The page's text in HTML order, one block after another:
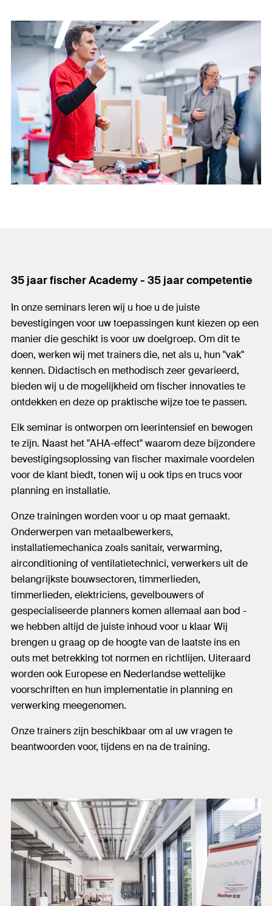
35 jaar fischer Academy - 35 jaar competentie
In onze seminars leren wij u hoe u de juiste
bevestigingen voor uw toepassingen kunt kiezen op een
manier die geschikt is voor uw doelgroep. Om dit te
doen, werken wij met trainers die, net als u, hun "vak"
kennen. Didactisch en methodisch zeer gevarieerd,
bieden wij u de mogelijkheid om fischer innovaties te
ontdekken en deze op praktische wijze toe te passen.
Elk seminar is ontworpen om leerintensief en bewogen
te zijn. Naast het "AHA-effect" waarom deze bijzondere
bevestigingsoplossing van fischer maximale voordelen
voor de klant biedt, tonen wij u ook tips en trucs voor
planning en installatie.
Onze trainingen worden voor u op maat gemaakt.
Onderwerpen van metaalbewerkers,
installatiemechanica zoals sanitair, verwarming,
airconditioning of ventilatietechnici, verwerkers uit de
belangrijkste bouwsectoren, timmerlieden,
timmerlieden, elektriciens, gevelbouwers of
gespecialiseerde planners komen allemaal aan bod -
we hebben altijd de juiste inhoud voor u klaar Wij
brengen u graag op de hoogte van de laatste ins en
outs met betrekking tot normen en richtlijen. Uiteraard
worden ook Europese en Nederlandse wettelijke
voorschriften en hun implementatie in planning en
verwerking meegenomen.
Onze trainers zijn beschikbaar om al uw vragen te
beantwoorden voor, tijdens en na de training.